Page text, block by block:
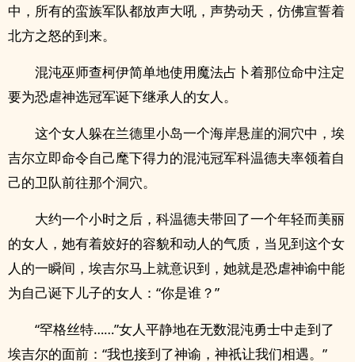
中，所有的蛮族军队都放声大吼，声势动天，仿佛宣誓着
北方之怒的到来。
混沌巫师查柯伊简单地使用魔法占卜着那位命中注定
要为恐虐神选冠军诞下继承人的女人。
这个女人躲在兰德里小岛一个海岸悬崖的洞穴中，埃
吉尔立即命令自己麾下得力的混沌冠军科温德夫率领着自
己的卫队前往那个洞穴。
大约一个小时之后，科温德夫带回了一个年轻而美丽
的女人，她有着姣好的容貌和动人的气质，当见到这个女
人的一瞬间，埃吉尔马上就意识到，她就是恐虐神谕中能
为自己诞下儿子的女人：“你是谁？”
“罕格丝特……”女人平静地在无数混沌勇士中走到了
埃吉尔的面前：“我也接到了神谕，神祇让我们相遇。”